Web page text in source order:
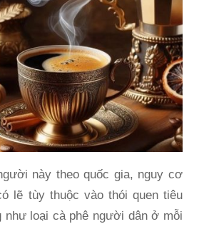
này theo quốc gia, nguy cơ
lẽ tùy thuộc vào thói quen tiêu
như loại cà phê người dân ở mỗi